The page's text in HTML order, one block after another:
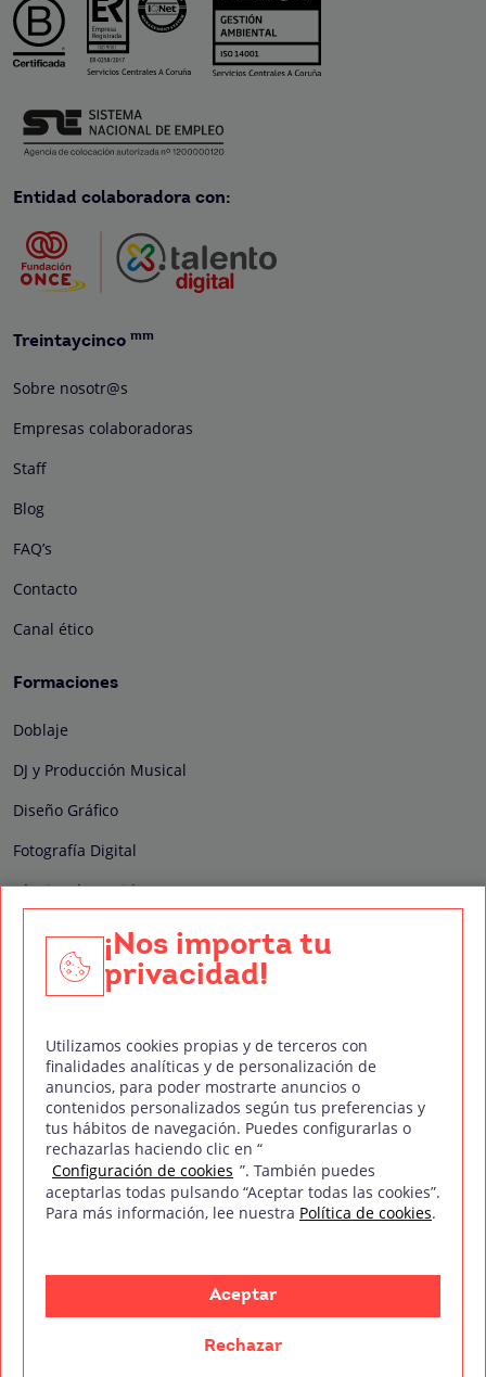
Entidad colaboradora con:
Treintaycinco mm
Sobre nosotr@s
Empresas colaboradoras
Staff
Blog
FAQ’s
Contacto
Canal ético
Formaciones
Doblaje
DJ y Producción Musical
Diseño Gráfico
Fotografía Digital
Técnico de Sonido
Edición y Postproducción de Vídeo
Nuestros sellos de calidad
Síguenos en Redes Sociales
mm 2026
Política de privacidad Política de cookies
Aviso legal
¡Nos importa tu
privacidad!
Utilizamos cookies propias y de terceros con
finalidades analíticas y de personalización de
anuncios, para poder mostrarte anuncios o
contenidos personalizados según tus preferencias y
tus hábitos de navegación. Puedes configurarlas o
rechazarlas haciendo clic en “
Configuración de cookies ”. También puedes
aceptarlas todas pulsando “Aceptar todas las cookies”.
Para más información, lee nuestra Política de cookies.
Aceptar
Rechazar